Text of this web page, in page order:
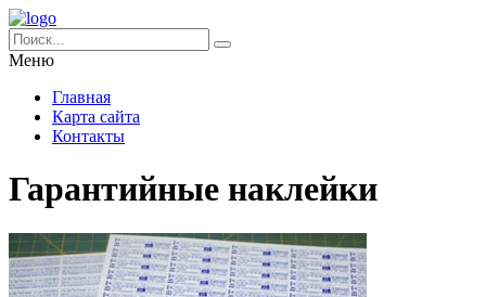
Меню
Главная
Карта сайта
Контакты
Гарантийные наклейки